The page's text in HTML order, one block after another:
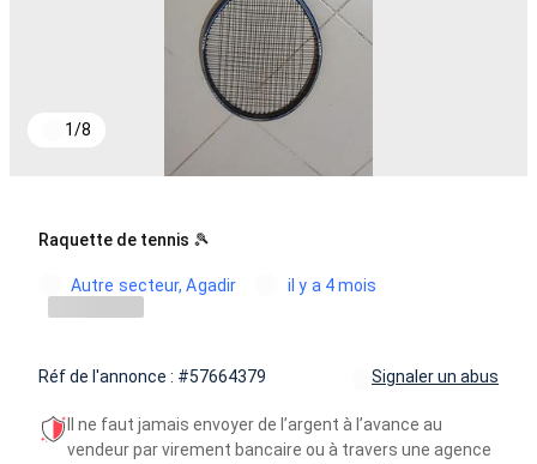
1/8
Raquette de tennis 🎾
Autre secteur, Agadir il y a 4 mois
Réf de l'annonce : #57664379 Signaler un abus
Il ne faut jamais envoyer de l’argent à l’avance au
vendeur par virement bancaire ou à travers une agence